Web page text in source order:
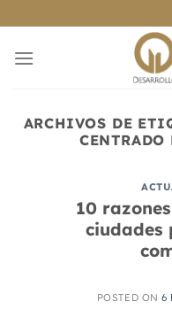
al
contenido
ARCHIVOS DE
CENTRADO
10
ciudades
POSTED ON6